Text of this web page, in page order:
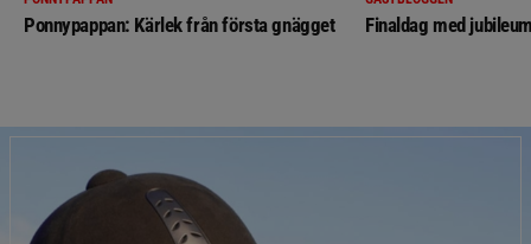
Ponnypappan: Kärlek från första gnägget Finaldag med